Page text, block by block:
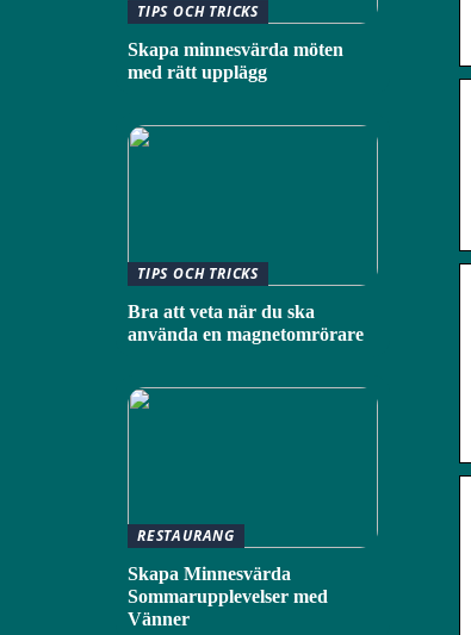
TIPS OCH TRICKS
Skapa minnesvärda möten
med rätt upplägg
TIPS OCH TRICKS
Bra att veta när du ska
använda en magnetomrörare
RESTAURANG
Skapa Minnesvärda
Sommarupplevelser med
Vänner